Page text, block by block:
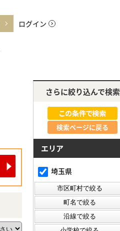
ログイン
さらに絞り込んで検索
検索ページに戻る
エリア
埼玉県